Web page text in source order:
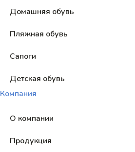
Компания
О компании
Продукция
Домашняя обувь
Пляжная обувь
Сапоги
Детская обувь